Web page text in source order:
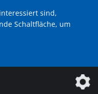
sind,
Schaltfläche, um